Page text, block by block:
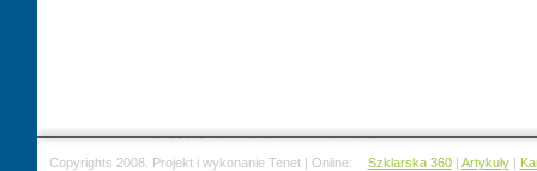
Copyrights 2008. Projekt i wykonanie Tenet | Online: Szklarska 360| Artykuły|